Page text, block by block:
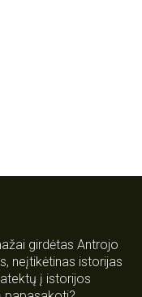
girdėtas Antrojo
neįtikėtinas istorijas
į istorijos